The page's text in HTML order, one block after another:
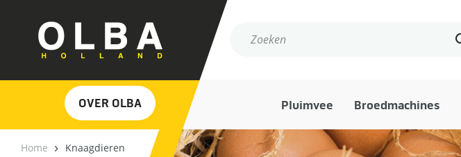
OVER OLBA Pluimvee Broedmachines
Home Knaagdieren